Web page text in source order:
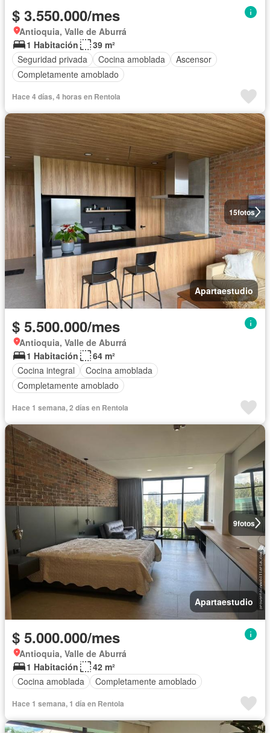
$ 3.550.000/mes
Antioquia, Valle de Aburrá
1 Habitación
39 m²
Seguridad privada
Cocina amoblada
Ascensor
Completamente amoblado
Hace 4 días, 4 horas en Rentola
15fotos
Apartaestudio
$ 5.500.000/mes
Antioquia, Valle de Aburrá
1 Habitación
64 m²
Cocina integral
Cocina amoblada
Completamente amoblado
Hace 1 semana, 2 días en Rentola
9fotos
Apartaestudio
$ 5.000.000/mes
Antioquia, Valle de Aburrá
1 Habitación
42 m²
Cocina amoblada
Completamente amoblado
Hace 1 semana, 1 día en Rentola